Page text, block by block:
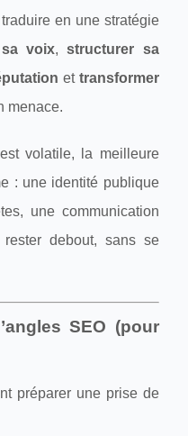
en une stratégie
voix,structurer sa
et transformer
menace.
volatile, la meilleure
: une identité publique
une communication
debout, sans se
SEO (pour
préparer une prise de